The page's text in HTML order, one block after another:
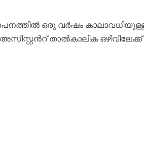
ഒരു വർഷം
താൽകാലിക